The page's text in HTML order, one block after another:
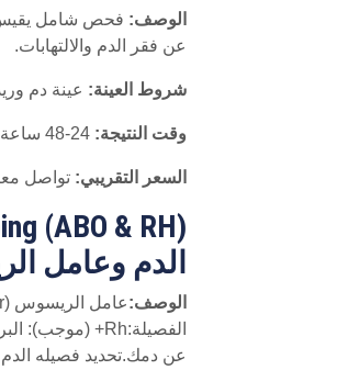
الوصف: فحص شامل يقيس
عن فقر الدم والالتهابات.
شروط العينة: عينة دم
وقت النتيجة:
السعر التقريبي: تواصل
الدم وعامل
الوصف:
عن دمك.تحديد فصيله